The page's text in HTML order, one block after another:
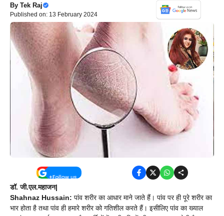
By Tek Raj
Published on: 13 February 2024
डॉ. जी.एल.महाजन|
Shahnaz Hussain: पांव शरीर का आधार माने जाते हैं। पांव पर ही पूरे शरीर का
भार होता है तथा पांव ही हमारे शरीर को गतिशील करते हैं। इसीलिए पांव का ख्याल